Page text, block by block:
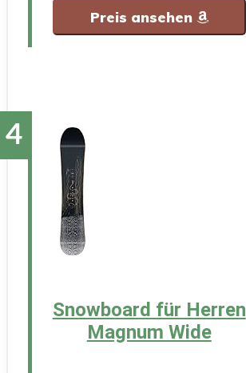
Preis ansehen
Snowboard für Herren
Magnum Wide